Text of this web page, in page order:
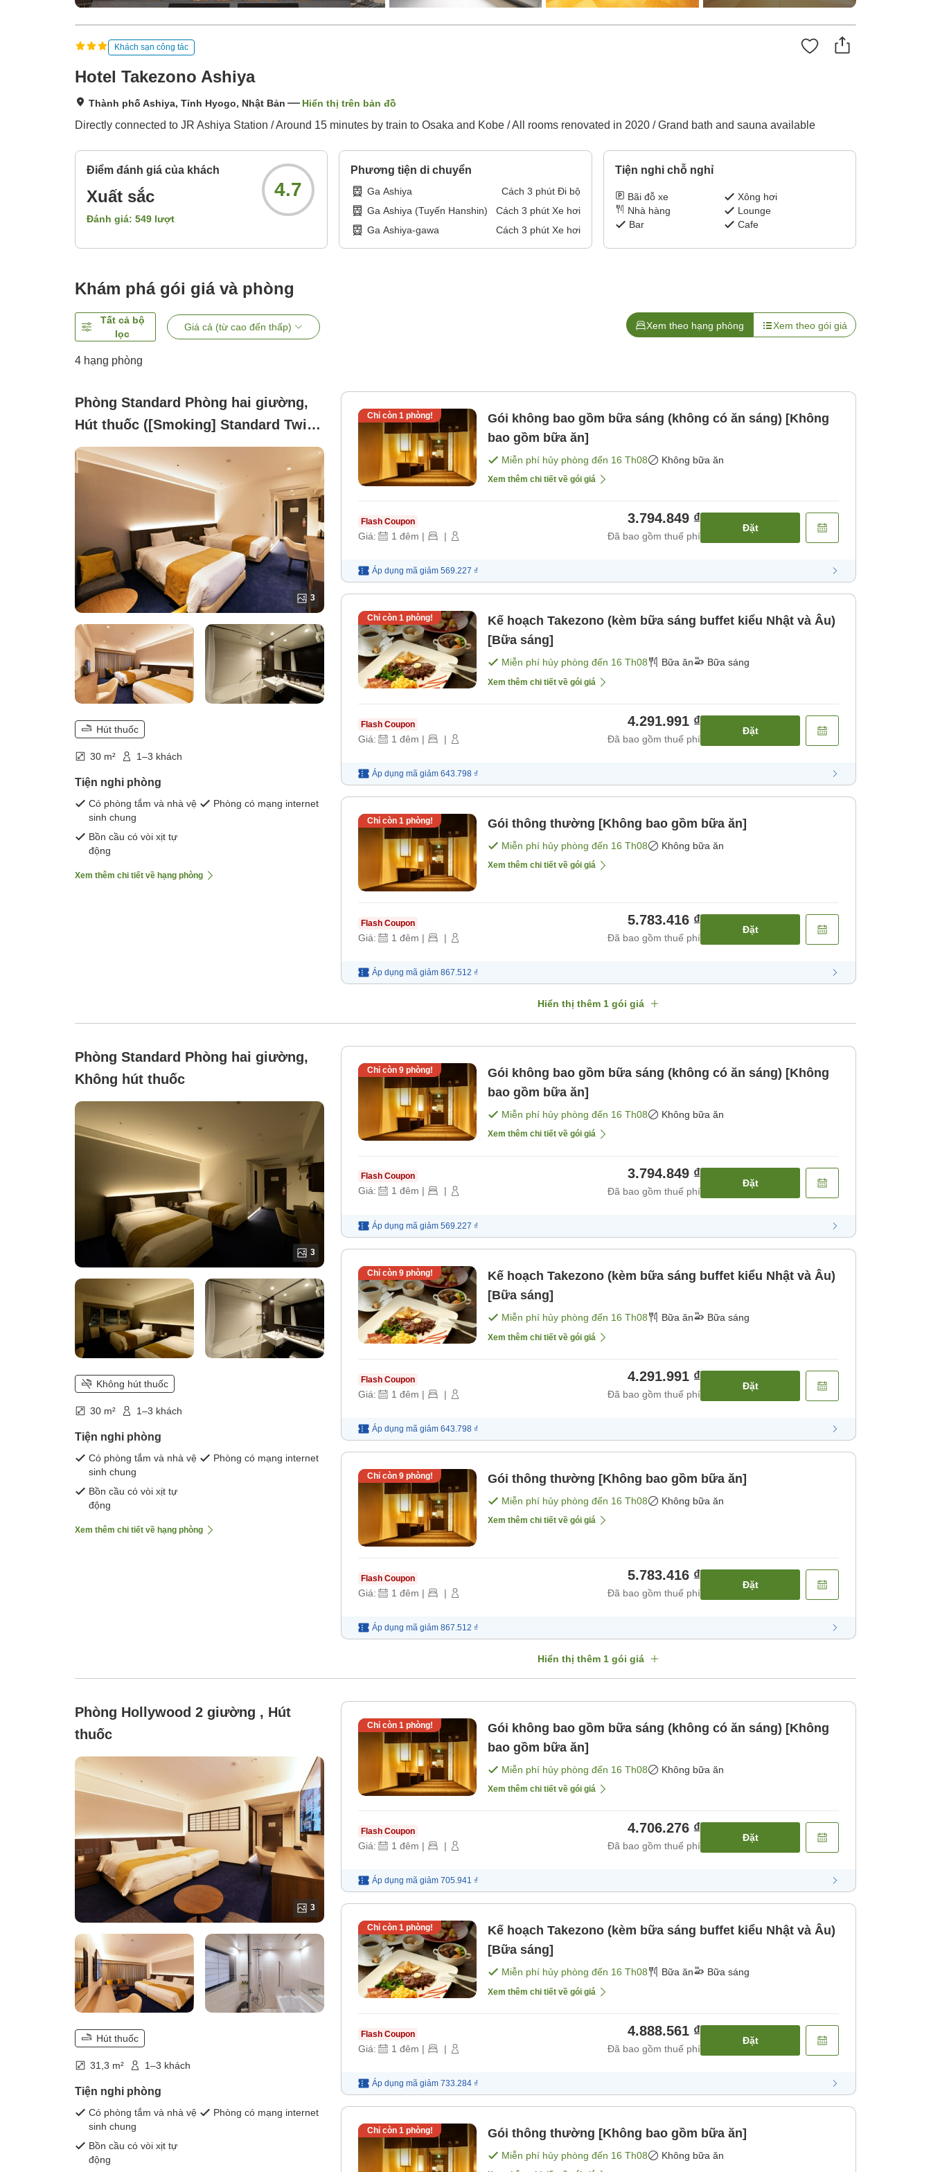
Khách sạn công tác
Hotel Takezono Ashiya
Thành phố Ashiya, Tỉnh Hyogo, Nhật Bản Hiển thị trên bản đồ
Directly connected to JR Ashiya Station / Around 15 minutes by train to Osaka and Kobe / All rooms renovated in 2020 / Grand bath and sauna available
Điểm đánh giá của khách
Xuất sắc
Đánh giá: 549 lượt
4.7
Phương tiện di chuyển
Ga Ashiya Cách 3 phút Đi bộ
Ga Ashiya (Tuyến Hanshin)
Cách 3 phút Xe hơi
Ga Ashiya-gawa
Cách 3 phút Xe hơi
Tiện nghi chỗ nghỉ
Bãi đỗ xe
Xông hơi
Nhà hàng
Lounge
Bar
Cafe
Khám phá gói giá và phòng
Tất cả bộ
lọc
Giá cả (từ cao đến thấp) Xem theo hạng phòng Xem theo gói giá
4 hạng phòng
Phòng Standard Phòng hai giường,
Hút thuốc ([Smoking] Standard Twin
Room)
3
Hút thuốc
30 m² 1–3 khách
Tiện nghi phòng
Có phòng tắm và nhà vệ
sinh chung
Phòng có mạng internet
Bồn cầu có vòi xịt tự
động
Xem thêm chi tiết về hạng phòng
Chỉ còn 1phòng!
Gói không bao gồm bữa sáng (không có ăn sáng) [Không
bao gồm bữa ăn]
Miễn phí hủy phòng đến 16 Th08 Không bữa ăn
Xem thêm chi tiết về gói giá
Flash Coupon
Giá: 1 đêm | |
3.794.849 ₫
Đã bao gồm thuế phí
Đặt
Áp dụng mã giảm 569.227 ₫
Chỉ còn 1phòng!
Kế hoạch Takezono (kèm bữa sáng buffet kiểu Nhật và Âu)
[Bữa sáng]
Miễn phí hủy phòng đến 16 Th08 Bữa ăn Bữa sáng
Xem thêm chi tiết về gói giá
Flash Coupon
Giá: 1 đêm | |
4.291.991 ₫
Đã bao gồm thuế phí
Đặt
Áp dụng mã giảm 643.798 ₫
Chỉ còn 1phòng! Gói thông thường [Không bao gồm bữa ăn]
Miễn phí hủy phòng đến 16 Th08 Không bữa ăn
Xem thêm chi tiết về gói giá
Flash Coupon
Giá: 1 đêm | |
5.783.416 ₫
Đã bao gồm thuế phí
Đặt
Áp dụng mã giảm 867.512 ₫
Hiển thị thêm 1 gói giá
Phòng Standard Phòng hai giường,
Không hút thuốc
3
Không hút thuốc
30 m² 1–3 khách
Tiện nghi phòng
Có phòng tắm và nhà vệ
sinh chung
Phòng có mạng internet
Bồn cầu có vòi xịt tự
động
Xem thêm chi tiết về hạng phòng
Chỉ còn 9phòng!
Gói không bao gồm bữa sáng (không có ăn sáng) [Không
bao gồm bữa ăn]
Miễn phí hủy phòng đến 16 Th08 Không bữa ăn
Xem thêm chi tiết về gói giá
Flash Coupon
Giá: 1 đêm | |
3.794.849 ₫
Đã bao gồm thuế phí
Đặt
Áp dụng mã giảm 569.227 ₫
Chỉ còn 9phòng!
Kế hoạch Takezono (kèm bữa sáng buffet kiểu Nhật và Âu)
[Bữa sáng]
Miễn phí hủy phòng đến 16 Th08 Bữa ăn Bữa sáng
Xem thêm chi tiết về gói giá
Flash Coupon
Giá: 1 đêm | |
4.291.991 ₫
Đã bao gồm thuế phí
Đặt
Áp dụng mã giảm 643.798 ₫
Chỉ còn 9phòng! Gói thông thường [Không bao gồm bữa ăn]
Miễn phí hủy phòng đến 16 Th08 Không bữa ăn
Xem thêm chi tiết về gói giá
Flash Coupon
Giá: 1 đêm | |
5.783.416 ₫
Đã bao gồm thuế phí
Đặt
Áp dụng mã giảm 867.512 ₫
Hiển thị thêm 1 gói giá
Phòng Hollywood 2 giường , Hút
thuốc
3
Hút thuốc
31,3 m² 1–3 khách
Tiện nghi phòng
Có phòng tắm và nhà vệ
sinh chung
Phòng có mạng internet
Bồn cầu có vòi xịt tự
động
Chỉ còn 1 phòng!
Gói không bao gồm bữa sáng (không có ăn sáng) [Không
bao gồm bữa ăn]
Miễn phí hủy phòng đến 16 Th08 Không bữa ăn
Xem thêm chi tiết về gói giá
Flash Coupon
Giá: 1 đêm | |
4.706.276 ₫
Đã bao gồm thuế phí
Đặt
Áp dụng mã giảm 705.941 ₫
Chỉ còn 1 phòng!
Kế hoạch Takezono (kèm bữa sáng buffet kiểu Nhật và Âu)
[Bữa sáng]
Miễn phí hủy phòng đến 16 Th08 Bữa ăn Bữa sáng
Xem thêm chi tiết về gói giá
Flash Coupon
Giá: 1 đêm | |
4.888.561 ₫
Đã bao gồm thuế phí
Đặt
Áp dụng mã giảm 733.284 ₫
Chỉ còn 1 phòng! Gói thông thường [Không bao gồm bữa ăn]
Miễn phí hủy phòng đến 16 Th08 Không bữa ăn